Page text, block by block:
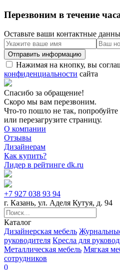
Перезвоним в течение
Оставьте ваши контактные
Нажимая на кнопку, вы
конфиденциальности сайта
Спасибо за обращение!
Скоро мы вам перезвоним.
Что-то пошло не так, попробуйте
или перезагрузите страницу.
О компании
Отзывы
Дизайнерам
Как купить?
Лидер в рейтинге dk.ru
+7 927 038 93 94
г. Казань, ул. Аделя Кутуя, д. 94
Каталог
Дизайнерская мебель
руководителя Кресла для
Металлическая мебель Мягкая
сотрудников
0